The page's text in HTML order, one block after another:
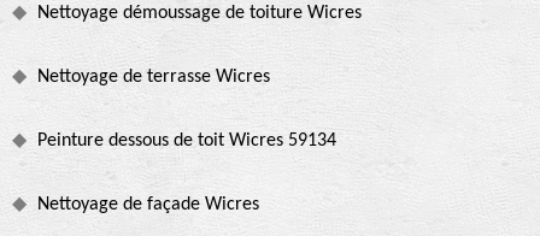
Nettoyage démoussage de toiture Wicres
Nettoyage de terrasse Wicres
Peinture dessous de toit Wicres 59134
Nettoyage de façade Wicres